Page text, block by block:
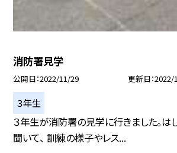
消防署見学
公開日 2022/11/29 更新日 2022/
３年生
３年生が消防署の見学に行きました。は
聞いて、 訓練の様子やレス...